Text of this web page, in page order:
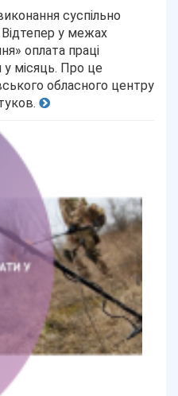
суспільно
Відтепер у межах
оплата праці
місяць. Про це
обласного центру